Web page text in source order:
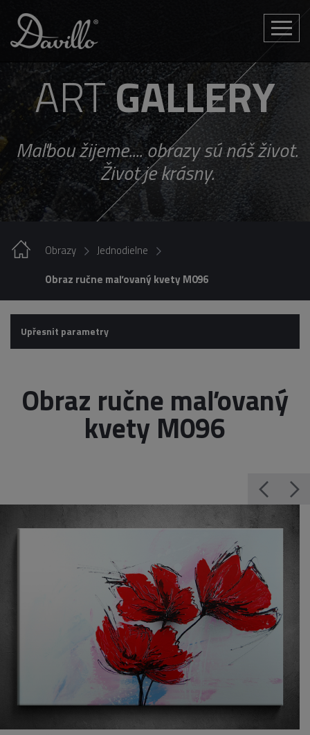
Toggle
ARTGALLERY
Maľbou žijeme.... obrazy sú náš život.
Život je krásny.
Obrazy
Jednodielne
Obraz ručne maľovaný kvety M096
Upřesnit parametry
Obraz ručne maľovaný
kvety M096